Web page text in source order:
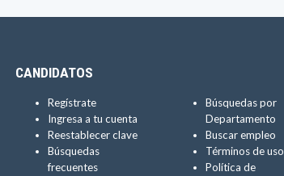
CANDIDATOS
Regístrate
Ingresa a tu cuenta
Reestablecer clave
Búsquedas
frecuentes
Búsquedas por
Departamento
Buscar empleo
Términos de uso
Política de